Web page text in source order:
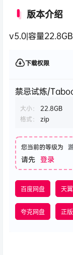
版本介绍
v5.0|容量
下载权限
禁忌试炼/
大小：
22.8GB
格式：
zip
您当前的等级为
请先 登录
百度网盘 天
夸克网盘 正